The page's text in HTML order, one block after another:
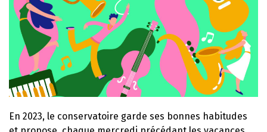
En 2023, le conservatoire garde ses bonnes habitudes